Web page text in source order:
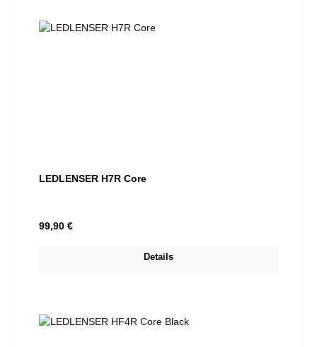
LEDLENSER H7R Core
Regulärer Preis:
99,90 €
Details